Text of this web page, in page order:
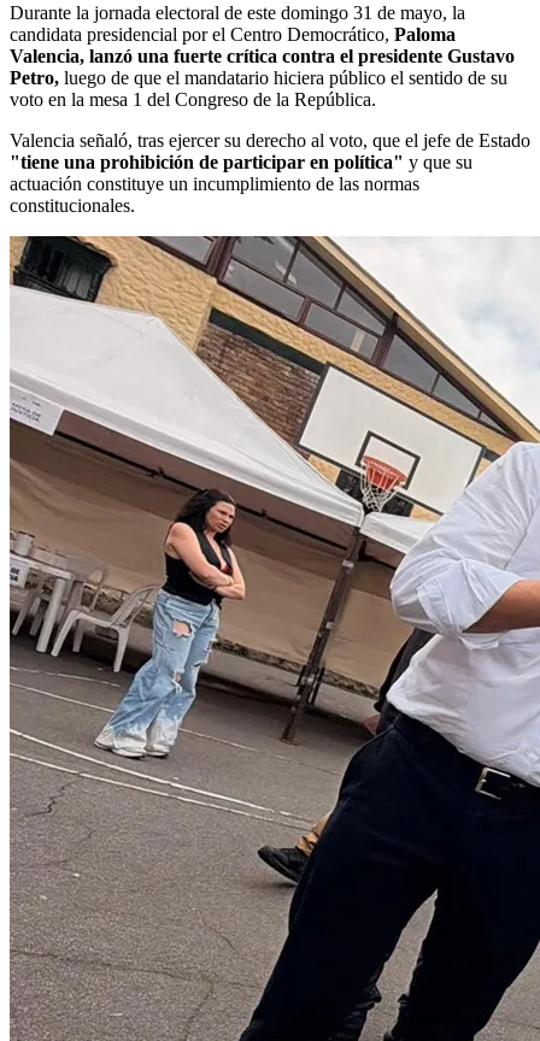
Durante la jornada electoral de este domingo 31 de mayo, la
candidata presidencial por el Centro Democrático, Paloma
Valencia, lanzó una fuerte crítica contra el presidente Gustavo
Petro, luego de que el mandatario hiciera público el sentido de su
voto en la mesa 1 del Congreso de la República.
Valencia señaló, tras ejercer su derecho al voto, que el jefe de Estado
"tiene una prohibición de participar en política" y que su
actuación constituye un incumplimiento de las normas
constitucionales.